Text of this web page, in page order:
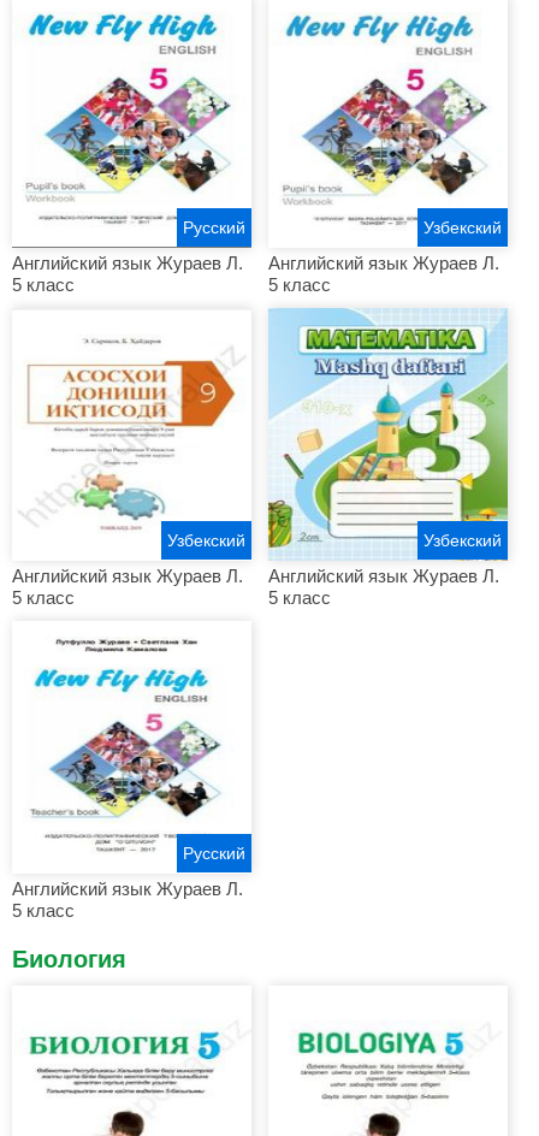
Английский язык Жураев Л.
5 класс
Русский
Английский язык Жураев Л.
5 класс
Узбекский
Английский язык Жураев Л.
5 класс
Узбекский
Английский язык Жураев Л.
5 класс
Узбекский
Английский язык Жураев Л.
5 класс
Русский
Биология